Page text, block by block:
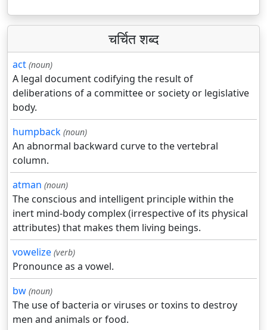
चर्चित शब्द
act (noun)
A legal document codifying the result of
deliberations of a committee or society or legislative
body.
humpback (noun)
An abnormal backward curve to the vertebral
column.
atman (noun)
The conscious and intelligent principle within the
inert mind-body complex (irrespective of its physical
attributes) that makes them living beings.
vowelize (verb)
Pronounce as a vowel.
bw (noun)
The use of bacteria or viruses or toxins to destroy
men and animals or food.